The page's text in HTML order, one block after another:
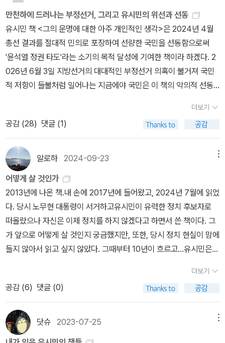
이'라는 것이 새삼스럽게 일어나는 상념에서 살아온 날들은 이미 내
가 죽어가는 나이임을 직설적인 감각이 일어난다. 거울에서 문득 '내
가 늙어가고 있구나'를 느끼게 되는 순간, 우리는 늙어가는 자신을 만
난다는 것에서 앞으로 살아갈 날이 살아온 날보다 반비례적 일차 방
정식처럼 점점 짧아질 때 자신의 죽음을 생각해 보지 않는 사람은 거
의 없을 것이다. 반드시 겪어야 하고 반드시 닥쳐오는 타자의 마지막
실''에서 인간의 유한성에 대한 근본적인 생각에 잠길 수 밖에 없다.
이런 점에서 그의 정치를 내려놓고서 새로운 삶을 시작하는 선언서와
도 같은 책은 아니었을까 싶었다. 유한성의 존재라는 사실을 받아들
일 준비를 한다는 것에서 그의 이야기는 정치인의 한 사람으로 독백
이 아니라 하나의 자연인의 ''유시민''이라는 사람을 만나게 되며 그의
이야기를 통해서 나아가 자신의 모습을 자각적이고 주체적인 자아로
서 만나고자 하였다. 나의 인생 시작은 부모로부터 준비 없이 튀어나
온 인생이라도 마지막에 대한 준비는 남은 자신의 인생 시간을 어떻
게 향유해야만 할 것인가에 대한 자아의 실존적인 요구를 해야만 한
다는 것이다. 이젠 정치적인 이야기보다는 자기가 잘할 수 있고 잘할
수 있으므로 즐길 수 있고 기쁨을 누릴 수 있는 일을 하기를 권하고 있
다. 열정이 아무리 흘러넘치더라도 이에 부흥하는 재능이 뒷받침이
되질 못하던가 혹은 그 반대로 재능이 아무리 특출나더라도 열정과
런 경우는 주위에서도 많이 본다. 열정과 재능 그사이에서 방황은 늘
쌍 우울하다. 그렇다면 그것에서 즐김과 누림을 결부시킨다면 이야기
는 사뭇 달라진다. 문제는 이 순간이라는 점에서 우리 각자의 방향은
진다고 말한다. 생명도 존엄한 것이므로 죽음도 존엄한 것이어야 한
다고, 그래서 존엄한 죽음을 준비하는 것도, 죽음의 방식을 선택하는
것도 각자의 존엄한 권리라고 주장한다(다소 민감한 문제인 안락사
문제에 대한 저자의 견해는 분명하다). 놀고 일하고 사랑하고 연대하
라사실 '어떻게 살 것인가'와 '어떻게 죽을 것인가'라는 질문은 같은 것
이다. 존엄한 죽음을 준비하는 삶은, 그 어떤 인생보다 의미와 가치를
의 3장을 통해, '놀고 일하고 사랑하고 연대하라'로 답변하되, 4장 '삶
을 마치는 헛된 생각들'을 통해 가치있는 삶을 망치는 못된 생각들을
맹렬히 비판한다. 임상심리학자 마틴 셀리그만은 삶의 위대한 세 영
역을 '사랑, 일, 놀이'라고 하였고 유시민은 여기에 '연대(solidarit
y)'의 가치를 덧붙인다. 연대란 '동일한 가치관과 목표를 가진 누군가
와 손잡는 것'이며, '공감을 바탕으로 사회적 공동선을 이루어 가는
것'을 의미한다. 무엇보다 유시민은 진보의 생물학을 주장한다. 진화
론적 생물학은 인간이 설계된 대로 성장하고 자라도록 한다. 같은 유
전자를 공유한 가족과 친족들이 서로를 돌보고 자신들의 기득권을 지
키는 것은 자연스러운 일이다. 이런 측면에서 진보주의란 '유전자를
공유하지 않은 타인의 복지에 대한 진정한 관심과, 타인의 복지를 위
해 사적 자원의 많은 부분을 내놓는 자발성'으로 정의할 수 있다. 즉
진보는 '혈연 집단에 대해서만 이타적으로 행동하는 동물 행동'과 정
길을 선택한 진보주의는, 늘 역사의 소수로 존재한다. 대체로 소수이
며, 현실의 권력 투쟁에서 패배하는 경우가 많다. 승리해도 그 승리를
오래 지키지 못한다. 그럼에도 불구하고, 진보의 정신은 역사적으로
서 알베르 카뮈의 <이방인>과 같이 실존주의적 자세는 약간 생각해
볼 필요가 있다. 죽음이란 인간이 피할 수도 없는 절대적인 종착지, 내
가 어떻게 죽을 것인지는 결국 내가 어떻게 살아야 하는 것인가란 의
문도 준다.개인적으로 락과 메탈, 재즈나 블루스와 같은 음악을 좋아
하기에 이 책 처음부터 조금 의아한 부분이 있었다. 국내 펑크락을 대
중에게 알린 크라잉넛이 나온 것이다. 크라잉넛의 공연에 가서 나도
에서 우리가 주인공이어야 하는데, 솔직히 우리가 주인공인적은 없었
다. 크라잉넛이란 펑크하는 사람들이 글쟁이로 알아주고, 국회의원과
장관까지 역임한 사람이 부러워한다. 자기가 하고 싶은 것이 무엇인
지 아무런 망설임 없이 그것을 할 수 있다는 것이다. 그것이야말로 진
정한 행복이 아닌가? 자본주의 사회에서 돈이 중요한 것은 알고 있으
나, 돈으로 인간을 모두 올리면 결국 남는 것은 극한의 허무이다.
외에 아무 것도 할 수 없으면, 자신이 평생 살더라도 남아도는 돈이 있
더라도 결국 마음의 빈 공간을 채울 수 없기 때문이다. 크라잉넛이 부
러운 이유는 그들은 돈이 아니라 자기가 하고 싶은 것을 하는 것이다.
그들의 인생은 곧 놀이이고 예술이었다. 인생은 예술이라고 말하려면
예술과 같은 삶을 살아야 하나, 우리의 인생은 예술이 아니라 그저 전
>에서 우리가 진짜 살아있으려면 그 존재가 어느 곳에 머물기만 하는
게 아니라 끊임없이 움직이는 것이다.
하지만 우리는 움직일 수 있는
공간은 있는가? 삶이란 그저 박제되어 있는 피조물에 불과하지 않은
가? 그런 점에서 열정도 없이 꿈도 없이 그저 정해진 틀에 살아가는
인생이란 행복이란 있는 것인가? 사무실에 있는 다른 직원, 나보다
살 것인가제2장 : 어떻게 죽을 것인가제3장 : 놀고 일하고 사랑하고
연대하라제4장 : 삶을 망치는 헛된 생각들 으로 되어 있다. 먼저 어떻
게 살 것인가에서는 '지금부터라도 내 삶에 대해 더 큰 자부심과 긍지
를 느끼고 싶다. 살아가는 모든 순간마다, 내가 하는 모든 일에서 의미
와 기쁨을 느끼고 싶다.' (p. 38)고는 그는 말한다. 자기가 하고 싶고,
자신에게 기쁨을 주는 일을 찾고 그 일을 해야 했던 청춘의 시간을 다
글쓰기를 하면서 자유롭게 살기를 희망하는지도 모르겠다. 그는 무엇
보다도 먼저 자신이 즐거움을 느낄 수 있는 일인 배우고, 깨닫고, 다른
사람과 나누는 일을 하고 싶어하며, 내면에서 솟아나는 욕망을 긍정
적으로 표출하면서 살고 싶어 한다.삶에 대한 생각은 이러하고, '어떻
게 죽을 것인가'에 대한 생각도 깊은 성찰 끝에 나온 것임을 느낄 수
있는 내용들이 담겨 있다.죽음은 삶의 끝을 의미하는 것이 아니라, 삶
을 완성해 가는 것임을 말한다. '나는 어떤 사람일까?' '도대체 왜 이렇
게 살아 온 것일까?' '계속 이렇게 살아가도 괜찮은 걸까?' 에 대한 질
문을 자신에게 던지고 그에 대한 깊은 생각을 했음을 알 수 있다. '나
는 누구인가?'. '나는 무엇인가'는 자신의 정체성을 알고 싶은 사람들
이라면 마땅히 던져야 할 질문들이지만, 그리 쉽게 답을 얻을 수 없을
을 스스로에게 던져 보게 될 것이다.생명이 존엄하듯이 죽음도 역시
존엄해야 하기에 존엄사에 관한 생각도 함께 담아 놓았다.1장, 2장으
로 거쳐서 제 3장에서는 '평생해도 즐거울 것 같은 일을 찾으라'고 말
한다. 바로 이것이 그가 가장 이 책에서 말하고 싶었던 것일 수도 있
고, 자신이 처한 당면한 과제일 수도 있다는 생각이 든다.그는 소통에
적인 문장의 글쓰기로 이름을 날렸던 ‘지식소매상’ 글쟁이답게 필력
은 여전하다. 하지만 글쓰기의 방식은 예전과는 사뭇 다르다. 전작 때
선보였던 글쓰기와는 다르게 유 전 의원은 산전수전 겪었던 인생사를
통해 자신의 개인적 감정을 솔직하게 드러내고 있다. 지식을 인용, 가
공해서 유창하게 풀어냈던 이전의 글쓰기가 이 책의 전체 중에서 반
을 차지한다고 보면 된다. 나머지는 자신의 이야기를 쓴 것이다. 사실
그는 책 머리말에서 오랫동안 고집했던 글쓰기에 약간의 변화를 주느
라 적잖이 어려움을 겪었다고 솔직하게 고백한다. 이번에 쓴 책이 지
철저히 했다고 한다. 시작부터 독자와 좀 더 가까이 소통하려는 그의
‘내려놓음’이 돋보인다. '저는 원래 사나운 사람이 아닙니다.'
으로부터 2년 전 조국 서울대 교수는 ‘직업 정치인’ 유시민을 이렇게
평가했다.그는 치고 나가는 감각이 좋습니다. 그 점에서 ‘엉덩이’가
무거운 민주당의 386 정치인보다 낫죠. 그리고 그는 권력의 속성, 정
치라는 ‘게임’의 법칙을 냉정하게 파악하고 있어요. ‘마키아벨리’적인
재능이 있다는 말입니다. 그런데 유시민에게는 품성에 대한 ‘낙인’이
있습니다. 이 ‘낙인’은 그가 자신과 견해를 달리하는 사람을 예를 갖추
지 않고 야멸치게 비판하면서 생긴 것이죠. (조국, 『진보집권플랜』오
인’ 유시민을 어떻게 바라보고 있을까? 그는 자신의 냉철한 모습에
대해서 억울하다고 말한다. 감히 이렇게 표현해도 좋을지 모르겠지
만, 그의 변(辯)은 재미있다. 본인의 가십을 위트 넘치게 '개그'로 승
화시켜 자신의 모습을 반성하는 '내려놓음'을 보여준다. 「개그콘서
트」의 ‘희극 여배우’를 흉내내서 말해 본다. “저는 원래 사나운 사람이
하여 최근에 그 바이케이드를 떠나 지식소매상으로서 돌아왔다. 저자
는 일상의 모든 순간마다 나름의 의미와 기쁨을 느끼며 살고 후회 없
이 죽기를 소망한다. 저자는 어떻게 살 것인가라는 명제속에는 함께
사는 삶에 대한 이타적 본성, 공감의 능력을 발휘하는 것을 연대라고
부른다. 연대 의식은 일, 놀이, 사랑과 더불어 삶을 의미있고 존엄하고
품격 있게 만드는 제4원소이다. 최근에 지인때문에 병원에 자주 갔었
통시장과는 다르지만 사람이 많이 모여 있는 곳으로 야구장도 마잖가
지다. 잘 먹고 건강해야 야구장도 찾는다. '구구팔팔 이삼사!', 아흔아
홉 살까지 팔팔하게 살다 이틀 사흘 누웠다가 죽자는 말이다. 여한없
이 살고, 구차함이 없는 고통없는 죽음이야 말로 산자가 죽음에 이르
는 연착륙이다. 지난해 갑자기 동생과 이별하게 되었던 기억을 되살
여보면 사랑하는 가족과 작별할 시간은 꼭 필요하다.
만천하에 드러나는 부정선거, 그리고 유시민의 위선과 선동
유시민 책 <그의 운명에 대한 아주 개인적인 생각>은 2024년 4월
총선 결과를 절대적 민의로 포장하여 선량한 국민을 선동함으로써
'윤석열 정권 타도'라는 소기의 목적 달성에 기여한 책이라 하겠다. 2
026년 6월 3일 지방선거의 대대적인 부정선거 의혹이 불거져 국민
적 저항이 들불처럼 일어나는 지금에야 국민은 이 책의 악의적 선동
거의 공정성 의혹을 철저히 외면한 채, 왜곡된 선거 결과를 기반으로
정당성을 기만하고 오히려 깨끗하고 옳을 길만 걸어왔던 윤대통령을
저격하는 확증편향적 선동의 결과물이라는 역사적 결론에 이를 것으
로 보인다. 이 책이 가진 논리적 오류와 저자의 위선적 선동 내용을 상
세히 비판하면 아래와 같다. 1. 2024년 4월 총선 결과의 아전인수격
호도와 여론 기만• 부정선거 의혹의 원천 배제: 제22대 총선은 사전
투표와 당일투표의 비정상적인 득표율 격차, 통계학적 확률을 벗어난
수치 등 수많은 부정선거 혐의와 의혹이 제기되었다. 그럼에도 저자
는 이러한 시스템적 불신과 검증 요구를 단순한 음모론으로 치부하며
논의 자체를 봉쇄하였다.• 민의 왜곡과 정당성 급조: 책은 총선 결과
를 오직 ‘정권 심판’이라는 정당한 국민 여론의 표출로만 규정한다. 선
거 과정의 절차적 공정성이 담보되지 않은 상태에서 도출된 결과를
민주주의적 승리로 미화하는 것은 인과관계를 왜곡한 중대한 논리적
분석인 양 제시하지만, 실제로는 본인의 진영 논리에 유리한 수치만
취사선택하여 결론을 짜 맞추는 확증편향을 보여주고 있다. 2. 부정
선거 묵인·동조 의혹과 저자의 위선적 행적• 선거 정의에 대한 선택적
더보기
공감 (28) 댓글 (1)
알로하 2024-09-23
어떻게 살 것인가
2013년에 나온 책.내 손에 2017년에 들어왔고, 2024년 7월에 읽었
다. 당시 노무현 대통령이 서거하고유시민이 유력한 정치 후보자로
떠올랐으나 자신은 이제 정치를 하지 않겠다고 하면서 쓴 책이다. 그
가 앞으로 어떻게 살 것인지 궁금했지만, 또한, 당시 정치 현실이 맘에
들지 않아서 읽고 싶지 않았다. 그때부터 10년이 흐르고...유시민은
정확하게 내고 있다. 그가 잘 나이드는 모습을 보고 싶다. 그리고 오래
오래 그의 책을 읽고 싶다. 20240719
더보기
공감 (6) 댓글 (0)
닷슈 2023-07-25